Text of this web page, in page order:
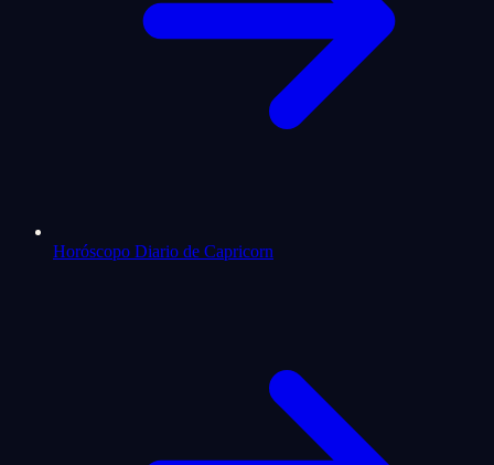
Horóscopo Diario de Capricorn